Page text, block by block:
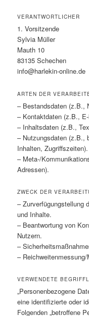
VERANTWORTLICHER
1. Vorsitzende
Sylvia Müller
Mauth 10
83135 Schechen
info@harlekin-online.de
ARTEN DER
– Bestandsdaten (z.B.,
– Kontaktdaten (z.B.,
– Inhaltsdaten (z.B.,
– Nutzungsdaten (z.B.,
Inhalten, Zugriffszeiten).
– Meta-/
Adressen).
ZWECK DER
– Zurverfügungstellung
und Inhalte.
– Beantwortung von
Nutzern.
–
–
VERWENDETE
„Personenbezogene
eine identifizierte oder
Folgenden „betroffene